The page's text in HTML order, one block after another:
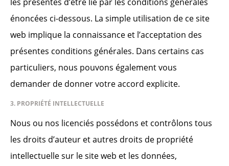
énoncées ci-dessous. La simple utilisation de ce site
web implique la connaissance et l’acceptation des
présentes conditions générales. Dans certains cas
particuliers, nous pouvons également vous
demander de donner votre accord explicite.
3. PROPRIÉTÉ INTELLECTUELLE
Nous ou nos licenciés possédons et contrôlons tous
les droits d’auteur et autres droits de propriété
intellectuelle sur le site web et les données,